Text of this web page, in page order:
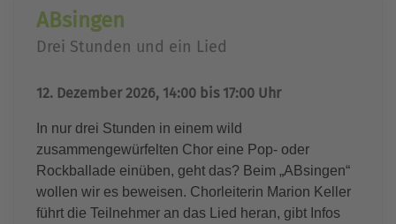
ABsingen
Drei Stunden und ein Lied
12. Dezember 2026, 14:00 bis 17:00 Uhr
In nur drei Stunden in einem wild
zusammengewürfelten Chor eine Pop- oder
Rockballade einüben, geht das? Beim „ABsingen“
wollen wir es beweisen. Chorleiterin Marion Keller
führt die Teilnehmer an das Lied heran, gibt Infos